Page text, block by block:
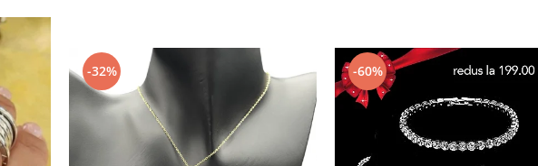
-32% -60%